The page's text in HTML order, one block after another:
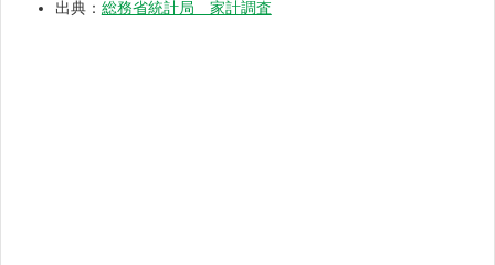
出典： 総務省統計局 家計調査